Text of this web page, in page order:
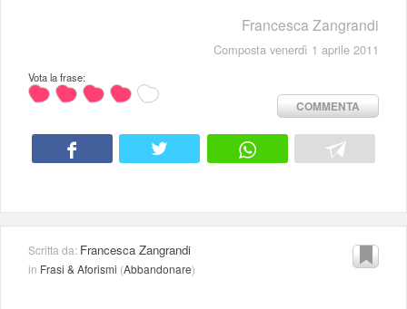
Francesca Zangrandi
Composta venerdì 1 aprile 2011
Vota la frase:
COMMENTA
Scritta da: Francesca Zangrandi
in Frasi & Aforismi (Abbandonare)